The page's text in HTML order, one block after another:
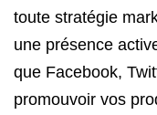
toute stratégie
une présence
que Facebook,
promouvoir vos